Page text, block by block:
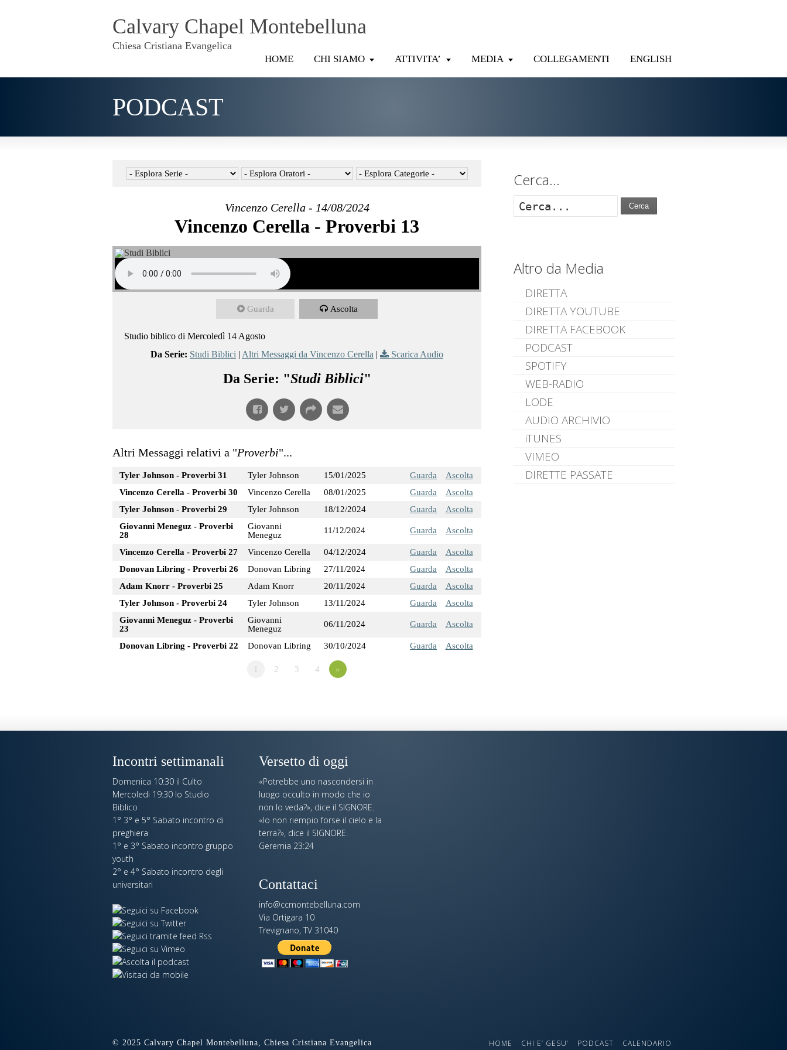
Calvary Chapel Montebelluna
Chiesa Cristiana Evangelica
HOME CHI SIAMO ATTIVITA’ MEDIA COLLEGAMENTI ENGLISH
PODCAST
Vincenzo Cerella - 14/08/2024
Vincenzo Cerella - Proverbi 13
Guarda Ascolta
Studio biblico di Mercoledì 14 Agosto
Da Serie: Studi Biblici | Altri Messaggi da Vincenzo Cerella | Scarica Audio
Da Serie: "Studi Biblici"
Altri Messaggi relativi a "Proverbi"...
Tyler Johnson - Proverbi 31 Tyler Johnson 15/01/2025 Guarda
Ascolta
Vincenzo Cerella - Proverbi 30
Vincenzo Cerella 08/01/2025 Guarda
Ascolta
Tyler Johnson - Proverbi 29
Tyler Johnson 18/12/2024 Guarda
Ascolta
Giovanni Meneguz - Proverbi
28
Giovanni
Meneguz
11/12/2024 Guarda Ascolta
Vincenzo Cerella - Proverbi 27 Vincenzo Cerella 04/12/2024 Guarda
Ascolta
Donovan Libring - Proverbi 26
Donovan Libring 27/11/2024 Guarda
Ascolta
Adam Knorr - Proverbi 25
Adam Knorr 20/11/2024 Guarda
Ascolta
Tyler Johnson - Proverbi 24
Tyler Johnson 13/11/2024 Guarda
Ascolta
Giovanni Meneguz - Proverbi
23
Giovanni
Meneguz
06/11/2024 Guarda Ascolta
Donovan Libring - Proverbi 22 Donovan Libring 30/10/2024 Guarda Ascolta
2 3 4 »
Cerca…
Cerca
Altro da Media
DIRETTA
DIRETTA YOUTUBE
DIRETTA FACEBOOK
PODCAST
SPOTIFY
WEB-RADIO
LODE
AUDIO ARCHIVIO
iTUNES
VIMEO
DIRETTE PASSATE
Incontri settimanali
Domenica 10:30 il Culto
Mercoledi 19:30 lo Studio
Biblico
1° 3° e 5° Sabato incontro di
preghiera
1° e 3° Sabato incontro gruppo
youth
2° e 4° Sabato incontro degli
universitari
Versetto di oggi
«Potrebbe uno nascondersi in
luogo occulto in modo che io
non lo veda?», dice il SIGNORE.
«Io non riempio forse il cielo e la
terra?», dice il SIGNORE.
Geremia 23:24
Contattaci
info@ccmontebelluna.com
Via Ortigara 10
Trevignano, TV 31040
HOME CHI E’ GESU’ PODCAST CALENDARIO
© 2025 Calvary Chapel Montebelluna, Chiesa Cristiana Evangelica